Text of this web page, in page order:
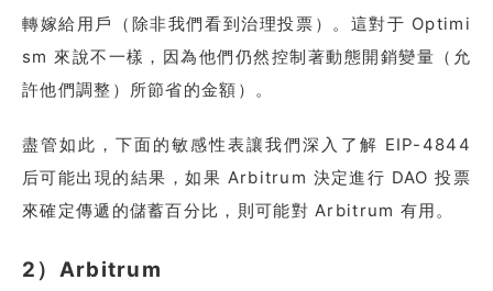
轉嫁給用戶（除非我們看到治理投票）。這對于 Optimi
sm 來說不一樣，因為他們仍然控制著動態開銷變量（允
許他們調整）所節省的金額）。
盡管如此，下面的敏感性表讓我們深入了解 EIP-4844
后可能出現的結果，如果 Arbitrum 決定進行 DAO 投票
來確定傳遞的儲蓄百分比，則可能對 Arbitrum 有用。
2）Arbitrum